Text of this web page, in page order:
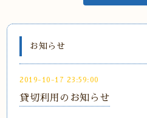
お知らせ
2019-10-17 23:59:00
貸切利用のお知らせ